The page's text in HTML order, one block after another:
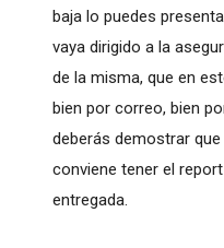
baja lo puedes
vaya dirigido a la
de la misma, que en
bien por correo, bien
deberás demostrar
conviene tener el
entregada.